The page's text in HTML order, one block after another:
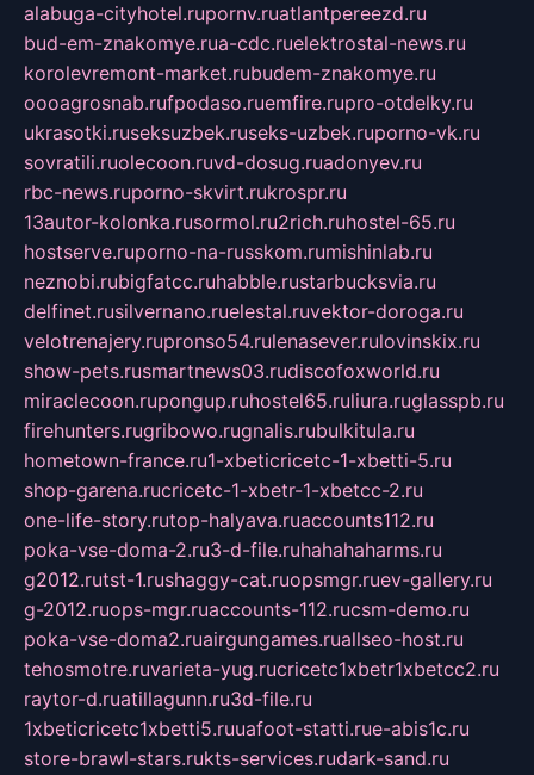
alabuga-cityhotel.rupornv.ruatlantpereezd.ru
bud-em-znakomye.rua-cdc.ruelektrostal-news.ru
korolevremont-market.rubudem-znakomye.ru
oooagrosnab.rufpodaso.ruemfire.rupro-otdelky.ru
ukrasotki.ruseksuzbek.ruseks-uzbek.ruporno-vk.ru
sovratili.ruolecoon.ruvd-dosug.ruadonyev.ru
rbc-news.ruporno-skvirt.rukrospr.ru
13autor-kolonka.rusormol.ru2rich.ruhostel-65.ru
hostserve.ruporno-na-russkom.rumishinlab.ru
neznobi.rubigfatcc.ruhabble.rustarbucksvia.ru
delfinet.rusilvernano.ruelestal.ruvektor-doroga.ru
velotrenajery.rupronso54.rulenasever.rulovinskix.ru
show-pets.rusmartnews03.rudiscofoxworld.ru
miraclecoon.rupongup.ruhostel65.ruliura.ruglasspb.ru
firehunters.rugribowo.rugnalis.rubulkitula.ru
hometown-france.ru1-xbeticricetc-1-xbetti-5.ru
shop-garena.rucricetc-1-xbetr-1-xbetcc-2.ru
one-life-story.rutop-halyava.ruaccounts112.ru
poka-vse-doma-2.ru3-d-file.ruhahahaharms.ru
g2012.rutst-1.rushaggy-cat.ruopsmgr.ruev-gallery.ru
g-2012.ruops-mgr.ruaccounts-112.rucsm-demo.ru
poka-vse-doma2.ruairgungames.ruallseo-host.ru
tehosmotre.ruvarieta-yug.rucricetc1xbetr1xbetcc2.ru
raytor-d.ruatillagunn.ru3d-file.ru
1xbeticricetc1xbetti5.ruuafoot-statti.rue-abis1c.ru
store-brawl-stars.rukts-services.rudark-sand.ru